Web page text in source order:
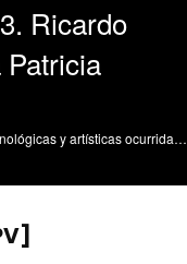
Ricardo
Divulgación de las actividades científicas, tecnológicas y artísticas ocurridas en los tres campus de la UPV